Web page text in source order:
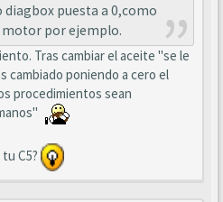
diagbox puesta a 0,como
motor por ejemplo.
Tras cambiar el aceite "se le
cambiado poniendo a cero el
procedimientos sean
C5?